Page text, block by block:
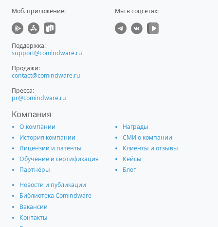
Моб. приложение: Мы в соцсетях:
Поддержка:
support@comindware.ru
Продажи:
contact@comindware.ru
Пресса:
pr@comindware.ru
Компания
О компании
История компании
Лицензии и патенты
Обучение и сертификация
Партнёры
Награды
СМИ о компании
Клиенты и отзывы
Кейсы
Блог
Новости и публикации
Библиотека Comindware
Вакансии
Контакты